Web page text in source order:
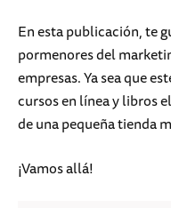
En esta publicación, te
pormenores del
empresas. Ya sea que
cursos en línea y libros
de una pequeña tienda
¡Vamos allá!